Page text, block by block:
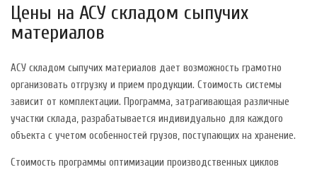
Цены на АСУ складом сыпучих
материалов
АСУ складом сыпучих материалов дает возможность грамотно
организовать отгрузку и прием продукции. Стоимость системы
зависит от комплектации. Программа, затрагивающая различные
участки склада, разрабатывается индивидуально для каждого
объекта с учетом особенностей грузов, поступающих на хранение.
Стоимость программы оптимизации производственных циклов